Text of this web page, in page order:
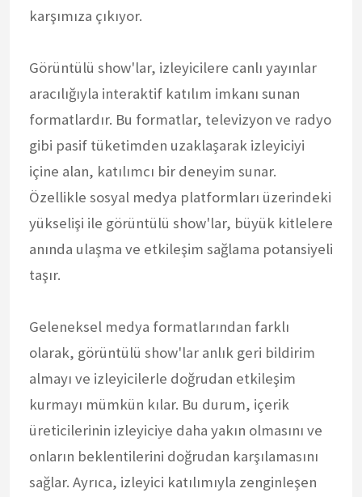
karşımıza çıkıyor.
Görüntülü show'lar, izleyicilere canlı yayınlar
aracılığıyla interaktif katılım imkanı sunan
formatlardır. Bu formatlar, televizyon ve radyo
gibi pasif tüketimden uzaklaşarak izleyiciyi
içine alan, katılımcı bir deneyim sunar.
Özellikle sosyal medya platformları üzerindeki
yükselişi ile görüntülü show'lar, büyük kitlelere
anında ulaşma ve etkileşim sağlama potansiyeli
taşır.
Geleneksel medya formatlarından farklı
olarak, görüntülü show'lar anlık geri bildirim
almayı ve izleyicilerle doğrudan etkileşim
kurmayı mümkün kılar. Bu durum, içerik
üreticilerinin izleyiciye daha yakın olmasını ve
onların beklentilerini doğrudan karşılamasını
sağlar. Ayrıca, izleyici katılımıyla zenginleşen